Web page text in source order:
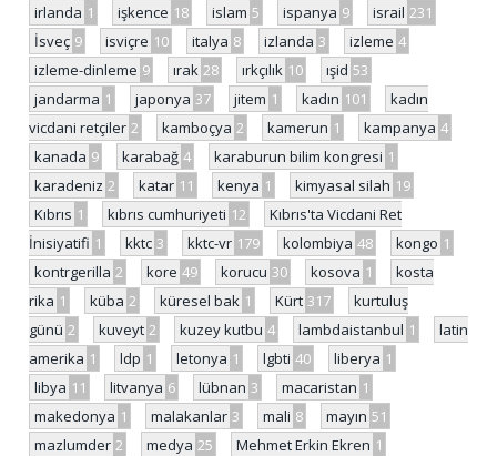
irlanda 1 işkence 18 islam 5 ispanya 9 israil 231
İsveç 9 isviçre 10 italya 8 izlanda 3 izleme 4
izleme-dinleme 9 ırak 28 ırkçılık 10 ışid 53
jandarma 1 japonya 37 jitem 1 kadın 101
kadın
vicdani retçiler 2 kamboçya 2 kamerun 1 kampanya 4
kanada 9 karabağ 4 karaburun bilim kongresi 1
karadeniz 2 katar 11 kenya 1 kimyasal silah 19
Kıbrıs 1 kıbrıs cumhuriyeti 12
Kıbrıs'ta Vicdani Ret
İnisiyatifi 1 kktc 3 kktc-vr 179 kolombiya 48 kongo 1
kontrgerilla 2 kore 49 korucu 30 kosova 1
kosta
rika 1 küba 2 küresel bak 1 Kürt 317
kurtuluş
günü 2 kuveyt 2 kuzey kutbu 4 lambdaistanbul 1
latin
amerika 1 ldp 1 letonya 1 lgbti 40 liberya 1
libya 11 litvanya 6 lübnan 3 macaristan 1
makedonya 1 malakanlar 3 mali 8 mayın 51
mazlumder 2 medya 25 Mehmet Erkin Ekren 1